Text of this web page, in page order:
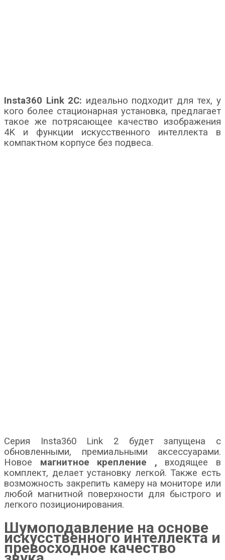
Insta360 Link 2C: идеально подходит для тех, у
кого более стационарная установка, предлагает
такое же потрясающее качество изображения
4K и функции искусственного интеллекта в
компактном корпусе без подвеса.
Серия Insta360 Link 2 будет запущена с
обновленными, премиальными аксессуарами.
Новое магнитное крепление , входящее в
комплект, делает установку легкой. Также есть
возможность закрепить камеру на мониторе или
любой магнитной поверхности для быстрого и
легкого позиционирования.
Шумоподавление на основе
искусственного интеллекта и
превосходное качество